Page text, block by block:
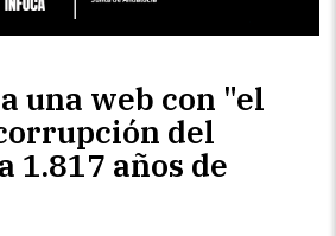
una web con "el
del
1.817 años de